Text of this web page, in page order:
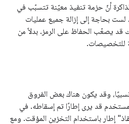
أنّ حزمة تنفيذ معيّنة تتسبّب في
بحاجة إلى إزالة جميع عمليات
يصعّب الحفاظ على الرمز. بدلاً من
للتخصيصات.
وقد يكون هناك بعض الفروق
قد يرى إطارًا تم إسقاطه. في
إطار باستخدام التخزين المؤقت. ومع